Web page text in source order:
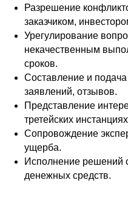
Разрешение
заказчиком,
Урегулирование
некачественным
сроков.
Составление и
заявлений, отзывов.
Представление
третейских
Сопровождение
ущерба.
Исполнение решений
денежных средств.